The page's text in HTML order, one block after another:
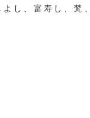
し、富寿し、